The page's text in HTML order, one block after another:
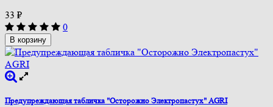
33 ₽
0
В корзину
Предупреждающая табличка "Осторожно Электропастух" AGRI